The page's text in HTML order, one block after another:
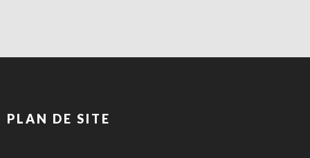
PLAN DE SITE